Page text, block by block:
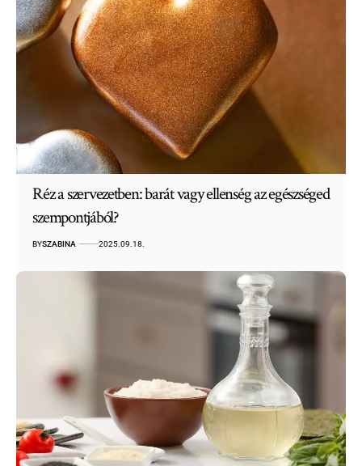
Réz a szervezetben: barát vagy ellenség az egészséged
szempontjából?
BYSZABINA 2025.09.18.